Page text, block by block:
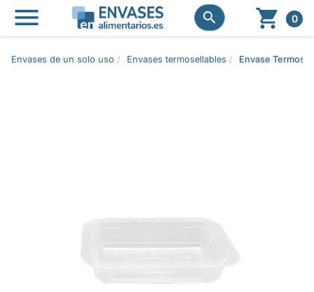
 
  0
Envases de un solo uso Envases termosellables Envase